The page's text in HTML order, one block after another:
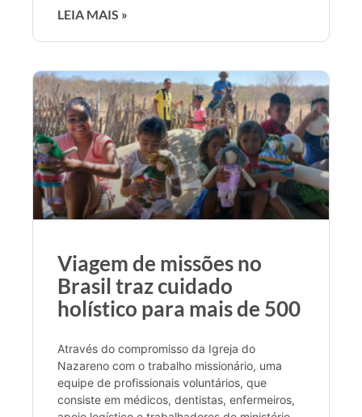
LEIA MAIS »
Viagem de missões no
Brasil traz cuidado
holístico para mais de 500
Através do compromisso da Igreja do
Nazareno com o trabalho missionário, uma
equipe de profissionais voluntários, que
consiste em médicos, dentistas, enfermeiros,